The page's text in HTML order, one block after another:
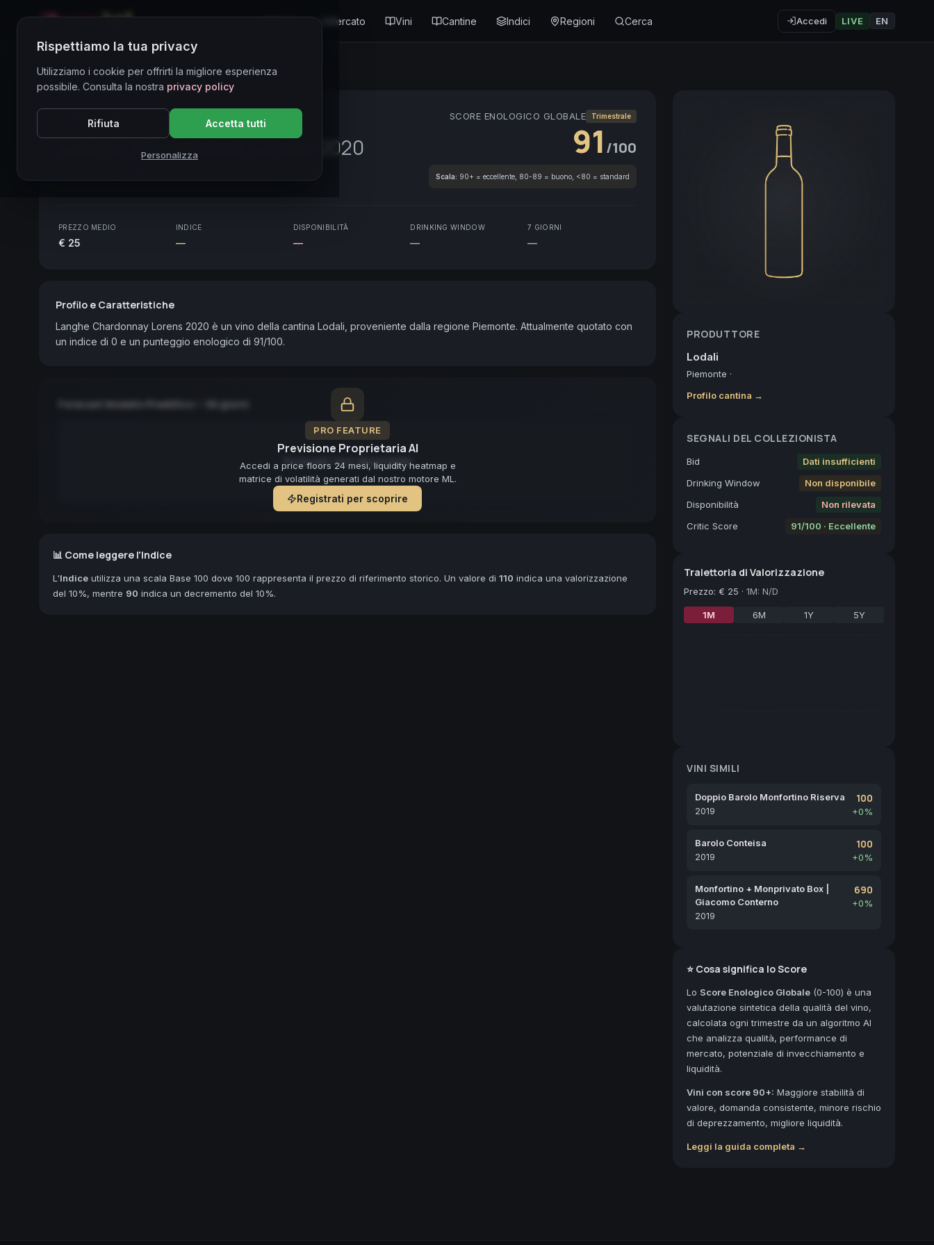
Mercato Vini Cantine Indici Regioni Cerca Accedi LIVE EN
Directory Vini
CORE ASSET ● STABLE Piemonte
Langhe Chardonnay Lorens 2020
SCORE ENOLOGICO GLOBALE Trimestrale
91 /100
Scala: 90+ = eccellente, 80-89 = buono, <80 = standard
PREZZO MEDIO
€ 25
INDICE
—
DISPONIBILITÀ
—
DRINKING WINDOW
—
7 GIORNI
—
Profilo e Caratteristiche
Langhe Chardonnay Lorens 2020 è un vino della cantina Lodali, proveniente dalla regione Piemonte. Attualmente quotato con
un indice di 0 e un punteggio enologico di 91/100.
PRO FEATURE
Previsione Proprietaria AI
Accedi a price floors 24 mesi, liquidity heatmap e
matrice di volatilità generati dal nostro motore ML.
Registrati per scoprire
Forecast Modello Predittivo — 90 giorni
Forecast non disponibile
📊 Come leggere l'Indice
L'Indice utilizza una scala Base 100 dove 100 rappresenta il prezzo di riferimento storico. Un valore di 110 indica una valorizzazione
del 10%, mentre 90 indica un decremento del 10%.
PRODUTTORE
Lodali
Piemonte ·
Profilo cantina →
SEGNALI DEL COLLEZIONISTA
Bid
Dati insufficienti
Drinking Window
Non disponibile
Disponibilità
Non rilevata
Critic Score
91/100 · Eccellente
Traiettoria di Valorizzazione
Prezzo: € 25 · 1M: N/D
1M 6M 1Y 5Y
VINI SIMILI
Doppio Barolo Monfortino Riserva
2019
100
+0%
Barolo Conteisa
2019
100
+0%
Monfortino + Monprivato Box |
Giacomo Conterno
2019
690
+0%
⭐ Cosa significa lo Score
Lo Score Enologico Globale (0-100) è una
valutazione sintetica della qualità del vino,
calcolata ogni trimestre da un algoritmo AI
che analizza qualità, performance di
mercato, potenziale di invecchiamento e
liquidità.
Vini con score 90+: Maggiore stabilità di
valore, domanda consistente, minore rischio
di deprezzamento, migliore liquidità.
Leggi la guida completa →
Rispettiamo la tua privacy
Utilizziamo i cookie per offrirti la migliore esperienza
possibile. Consulta la nostra privacy policy
Rifiuta Accetta tutti
Personalizza